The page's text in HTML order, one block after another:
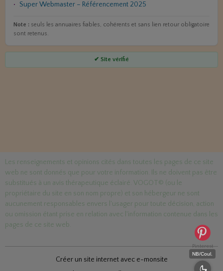
Super Webmaster – Référencement 2025
Note : seuls les annuaires fiables, cohérents et sans lien retour obligatoire
sont retenus.
✔ Site vérifié
Pinterest
NB/Coul.
Les renseignements et opinions cités dans toutes les pages de ce site
web ne sont donnés que pour votre information. Ils ne doivent pas être
substitués à un avis thérapeutique éclairé. VOGOT© (ou le
propriétaire du site en son nom propre) et son hébergeur ne sont
aucunement responsables envers l'usager pour toute décision, action
ou omission étant prise en relation avec l'information contenue dans les
pages de ce site web.
Créer un site internet avec e-monsite